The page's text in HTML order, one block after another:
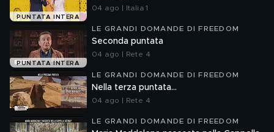
PUNTATA INTERA
04 ago | Italia 1
PUNTATA INTERA
LE GRANDI DOMANDE DI FREEDOM
Seconda puntata
04 ago | Rete 4
LE GRANDI DOMANDE DI FREEDOM
Nella terza puntata...
04 ago | Rete 4
LE GRANDI DOMANDE DI FREEDOM